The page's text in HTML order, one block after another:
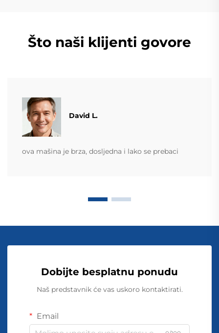
Što naši klijenti govore
David L.
ova mašina je brza, dosljedna i lako se prebaci
Dobijte besplatnu ponudu
Naš predstavnik će vas uskoro kontaktirati.
Email